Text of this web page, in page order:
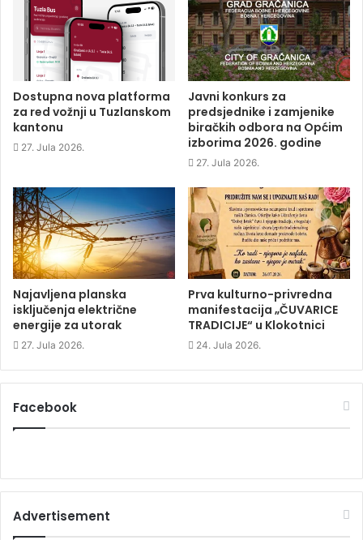
a
c
e
b
o
o
k
(
O
p
e
n
s
i
n
n
i
n
d
o
w
)
i
t
e
r
(
O
e
n
s
i
n
e
n
d
o
w
)
i
n
k
e
d
n
O
p
e
n
i
d
o
w
)
e
n
w
i
n
d
Dostupna nova platforma
za red vožnji u Tuzlanskom
kantonu
27. Jula 2026.
Javni konkurs za
predsjednike i zamjenike
biračkih odbora na Općim
izborima 2026. godine
27. Jula 2026.
Najavljena planska
isključenja električne
energije za utorak
27. Jula 2026.
Prva kulturno-privredna
manifestacija „ČUVARICE
TRADICIJE“ u Klokotnici
24. Jula 2026.
Facebook
Advertisement